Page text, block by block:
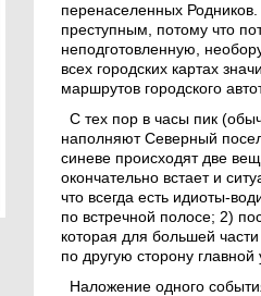
перенаселенных
преступным, потому что
неподготовленную,
всех городских картах
маршрутов городского
С тех пор в часы пик
наполняют Северный
синеве происходят две
окончательно встает и
что всегда есть идиоты-
по встречной полосе; 2)
которая для большей
по другую сторону главной
Наложение одного